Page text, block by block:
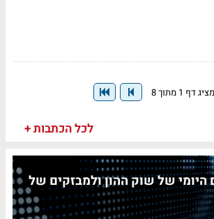
מציג דף 1 מתוך 8
לכל הכתבות +
היומי של שוק ההון ולמבזקים של